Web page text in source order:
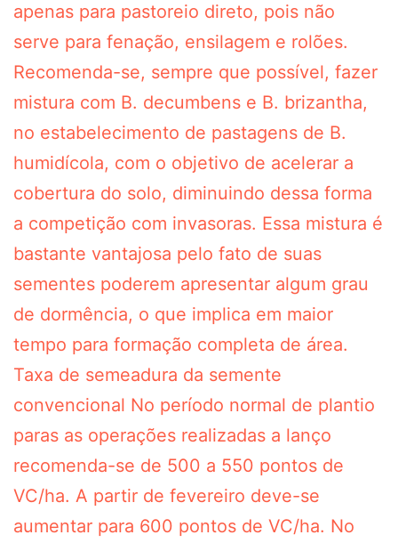
apenas para pastoreio direto, pois não
serve para fenação, ensilagem e rolões.
Recomenda-se, sempre que possível, fazer
mistura com B. decumbens e B. brizantha,
no estabelecimento de pastagens de B.
humidícola, com o objetivo de acelerar a
cobertura do solo, diminuindo dessa forma
a competição com invasoras. Essa mistura é
bastante vantajosa pelo fato de suas
sementes poderem apresentar algum grau
de dormência, o que implica em maior
tempo para formação completa de área.
Taxa de semeadura da semente
convencional No período normal de plantio
paras as operações realizadas a lanço
recomenda-se de 500 a 550 pontos de
VC/ha. A partir de fevereiro deve-se
aumentar para 600 pontos de VC/ha. No